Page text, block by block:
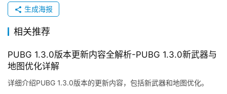
生成海报
相关推荐
PUBG 1.3.0版本更新内容全解析-PUBG 1.3.0新武器与
地图优化详解
详细介绍PUBG 1.3.0版本的更新内容，包括新武器和地图优化。